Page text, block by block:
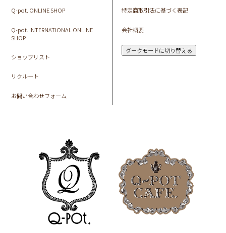
Q-pot. ONLINE SHOP
Q-pot. INTERNATIONAL ONLINE
SHOP
ショップリスト
リクルート
お問い合わせフォーム
特定商取引法に基づく表記
会社概要
ダークモードに切り替える